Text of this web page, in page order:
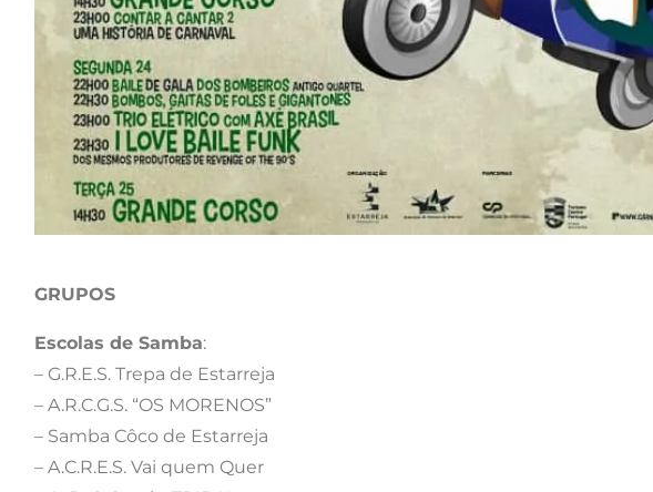
GRUPOS
Escolas de Samba:
– G.R.E.S. Trepa de Estarreja
– A.R.C.G.S. “OS MORENOS”
– Samba Côco de Estarreja
– A.C.R.E.S. Vai quem Quer